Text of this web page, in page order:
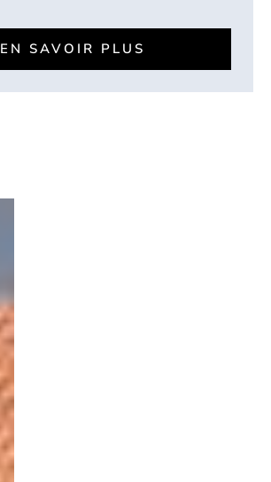
EN SAVOIR PLUS